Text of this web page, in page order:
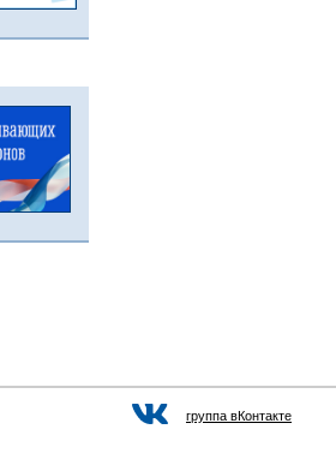
группа вКонтакте